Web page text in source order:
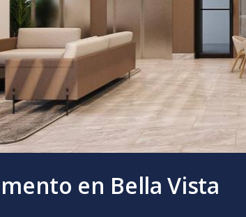
en Bella Vista